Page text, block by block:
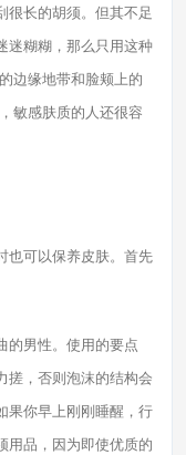
很长的胡须。但其不足
迷糊糊，那么只用这种
边缘地带和脸颊上的
敏感肤质的人还很容
可以保养皮肤。首先
男性。使用的要点
搓，否则泡沫的结构会
果你早上刚刚睡醒，行
用品，因为即使优质的